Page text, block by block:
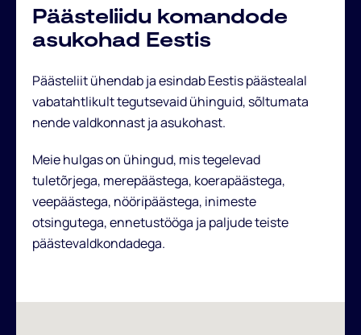
Päästeliidu komandode
asukohad Eestis
Päästeliit ühendab ja esindab Eestis päästealal
vabatahtlikult tegutsevaid ühinguid, sõltumata
nende valdkonnast ja asukohast.
Meie hulgas on ühingud, mis tegelevad
tuletõrjega, merepäästega, koerapäästega,
veepäästega, nööripäästega, inimeste
otsingutega, ennetustööga ja paljude teiste
päästevaldkondadega.